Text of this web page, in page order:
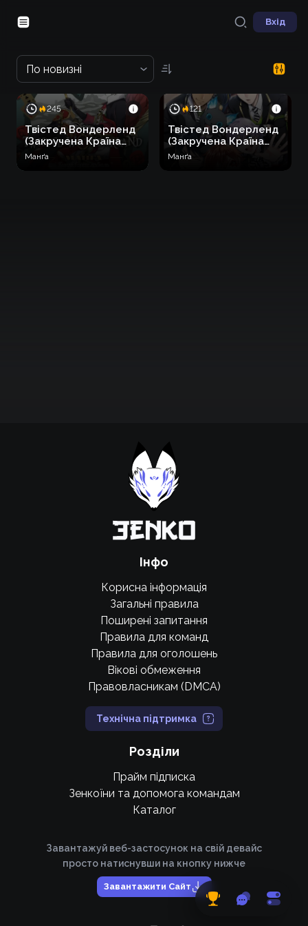
Вхід
По новизні
245
Твістед Вондерленд
(Закручена Країна
Див)
Манґа
121
Твістед Вондерленд
(Закручена Країна
Див)
Манґа
крутих нововведень
Підтримати проєкт
Інфо
Корисна інформація
Загальні правила
Поширені запитання
Правила для команд
Правила для оголошень
Вікові обмеження
Правовласникам (DMCA)
Технічна підтримка
Розділи
Прайм підписка
Зенкоїни та допомога командам
Каталог
Завантажуй веб-застосунок на свій девайс
просто натиснувши на кнопку нижче
Завантажити Сайт